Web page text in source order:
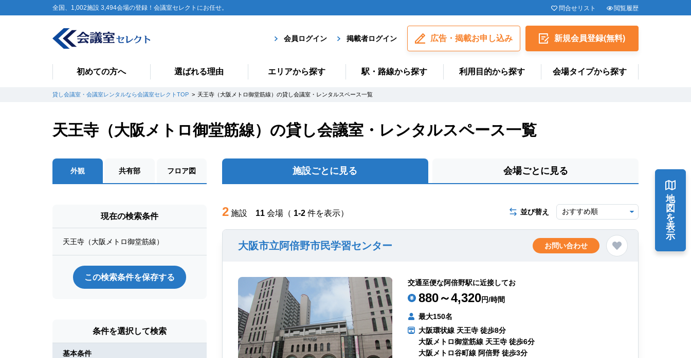
全国、1,002施設 3,494会場の登録！会議室セレクトにお任せ。 問合せリスト 閲覧履歴
会員ログイン 掲載者ログイン 広告・揭載お申し込み 新規会員登録(無料)
初めての方へ 選ばれる理由 エリアから探す 駅・路線から探す 利用目的から探す 会場タイプから探す
貸し会議室・会議室レンタルなら会議室セレクトTOP 天王寺（大阪メトロ御堂筋線）の貸し会議室・レンタルスペース一覧
天王寺（大阪メトロ御堂筋線）の貸し会議室・レンタルスペース一覧
外観 共有部 フロア図
現在の検索条件
天王寺（大阪メトロ御堂筋線）
この検索条件を保存する
条件を選択して検索
基本条件
施設ごとに見る 会場ごとに見る
2 施設 11 会場（ 1-2 件を表示） 並び替え
大阪市立阿倍野市民学習センター お問い合わせ
交通至便な阿倍野駅に近接してお
880～4,320円/時間
最大150名
大阪環状線 天王寺 徒歩8分
大阪メトロ御堂筋線 天王寺 徒歩6分
大阪メトロ谷町線 阿倍野 徒歩3分
地
図
を
表
示